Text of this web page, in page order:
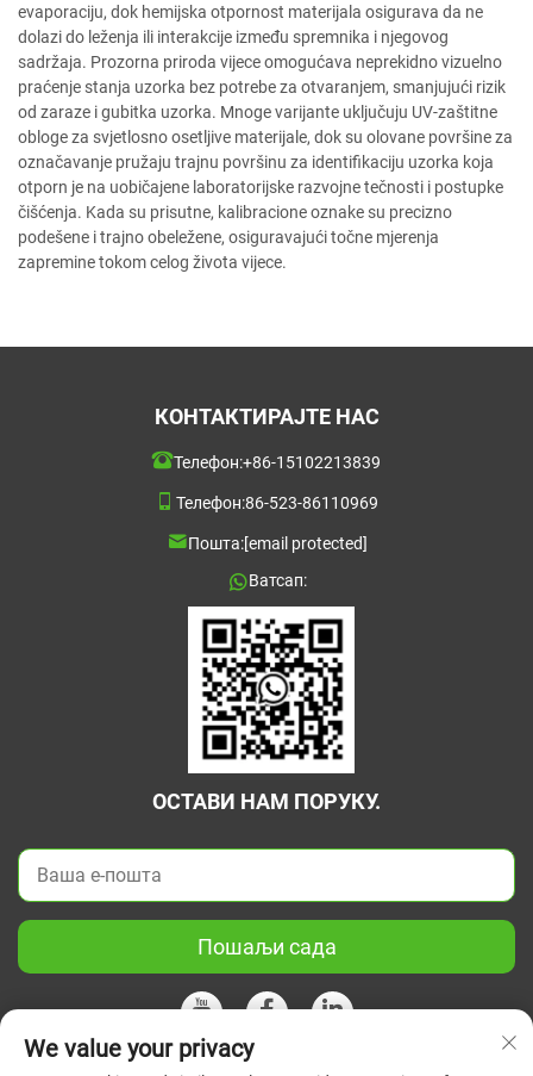
evaporaciju, dok hemijska otpornost materijala osigurava da ne
dolazi do leženja ili interakcije između spremnika i njegovog
sadržaja. Prozorna priroda vijece omogućava neprekidno vizuelno
praćenje stanja uzorka bez potrebe za otvaranjem, smanjujući rizik
od zaraze i gubitka uzorka. Mnoge varijante uključuju UV-zaštitne
obloge za svjetlosno osetljive materijale, dok su olovane površine za
označavanje pružaju trajnu površinu za identifikaciju uzorka koja
otporn je na uobičajene laboratorijske razvojne tečnosti i postupke
čišćenja. Kada su prisutne, kalibracione oznake su precizno
podešene i trajno obeležene, osiguravajući točne mjerenja
zapremine tokom celog života vijece.
КОНТАКТИРАЈТЕ НАС
Телефон:+86-15102213839
Телефон:86-523-86110969
Пошта:[email protected]
Ватсап:
ОСТАВИ НАМ ПОРУКУ.
Пошаљи сада
We value your privacy